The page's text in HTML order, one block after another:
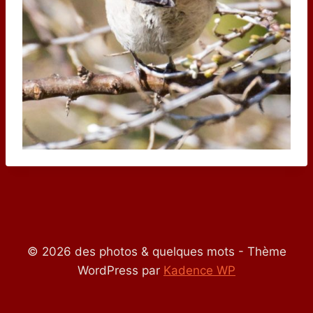
© 2026 des photos & quelques mots - Thème
WordPress par Kadence WP